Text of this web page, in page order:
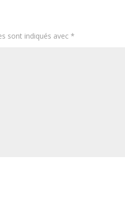
sont indiqués avec*